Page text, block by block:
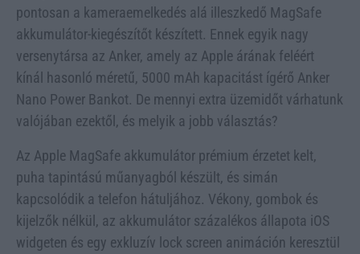
pontosan a kameraemelkedés alá illeszkedő MagSafe
akkumulátor-kiegészítőt készített. Ennek egyik nagy
versenytársa az Anker, amely az Apple árának feléért
kínál hasonló méretű, 5000 mAh kapacitást ígérő Anker
Nano Power Bankot. De mennyi extra üzemidőt várhatunk
valójában ezektől, és melyik a jobb választás?
Az Apple MagSafe akkumulátor prémium érzetet kelt,
puha tapintású műanyagból készült, és simán
kapcsolódik a telefon hátuljához. Vékony, gombok és
kijelzők nélkül, az akkumulátor százalékos állapota iOS
widgeten és egy exkluzív lock screen animáción keresztül